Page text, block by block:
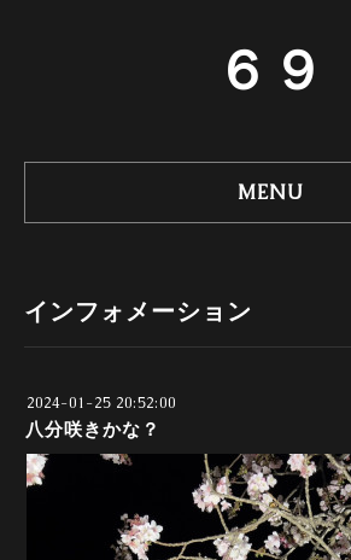
６９
MENU
インフォメーション
2024-01-25 20:52:00
八分咲きかな？